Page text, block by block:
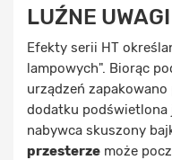
LUŹNE UWAGI
Efekty serii HT
lampowych". Biorąc
urządzeń
dodatku podświetlona
nabywca skuszony
przesterze może